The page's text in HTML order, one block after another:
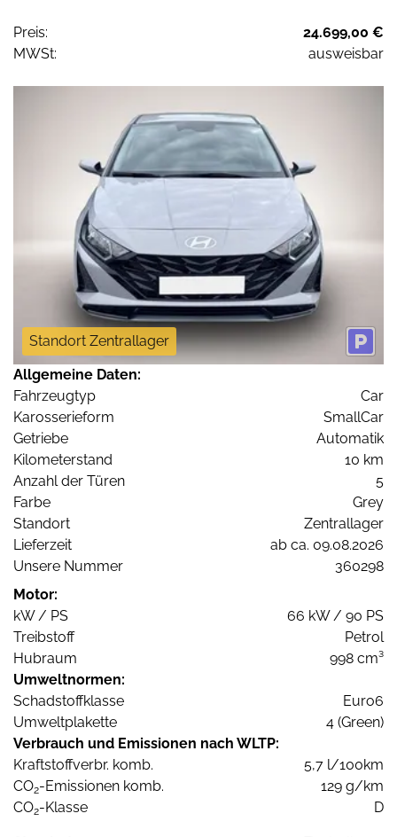
Preis:
24.699,00 €
MWSt:
ausweisbar
Standort Zentrallager
Allgemeine Daten:
Fahrzeugtyp
Car
Karosserieform
SmallCar
Getriebe
Automatik
Kilometerstand
10 km
Anzahl der Türen
5
Farbe
Grey
Standort
Zentrallager
Lieferzeit
ab ca. 09.08.2026
Unsere Nummer
360298
Motor:
kW / PS
66 kW / 90 PS
Treibstoff
Petrol
Hubraum
998 cm³
Umweltnormen:
Schadstoffklasse
Euro6
Umweltplakette
4 (Green)
Verbrauch und Emissionen nach WLTP:
Kraftstoffverbr. komb.
5,7 l/100km
CO2-Emissionen komb.
129 g/km
CO2-Klasse D